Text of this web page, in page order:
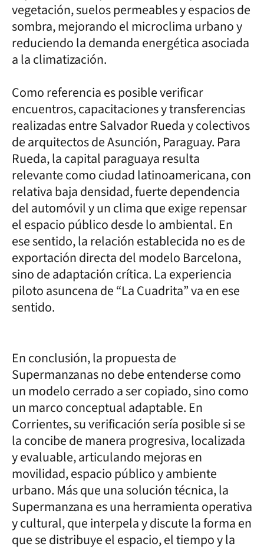
vegetación, suelos permeables y espacios de
sombra, mejorando el microclima urbano y
reduciendo la demanda energética asociada
a la climatización.
Como referencia es posible verificar
encuentros, capacitaciones y transferencias
realizadas entre Salvador Rueda y colectivos
de arquitectos de Asunción, Paraguay. Para
Rueda, la capital paraguaya resulta
relevante como ciudad latinoamericana, con
relativa baja densidad, fuerte dependencia
del automóvil y un clima que exige repensar
el espacio público desde lo ambiental. En
ese sentido, la relación establecida no es de
exportación directa del modelo Barcelona,
sino de adaptación crítica. La experiencia
piloto asuncena de “La Cuadrita” va en ese
sentido.
En conclusión, la propuesta de
Supermanzanas no debe entenderse como
un modelo cerrado a ser copiado, sino como
un marco conceptual adaptable. En
Corrientes, su verificación sería posible si se
la concibe de manera progresiva, localizada
y evaluable, articulando mejoras en
movilidad, espacio público y ambiente
urbano. Más que una solución técnica, la
Supermanzana es una herramienta operativa
y cultural, que interpela y discute la forma en
que se distribuye el espacio, el tiempo y la